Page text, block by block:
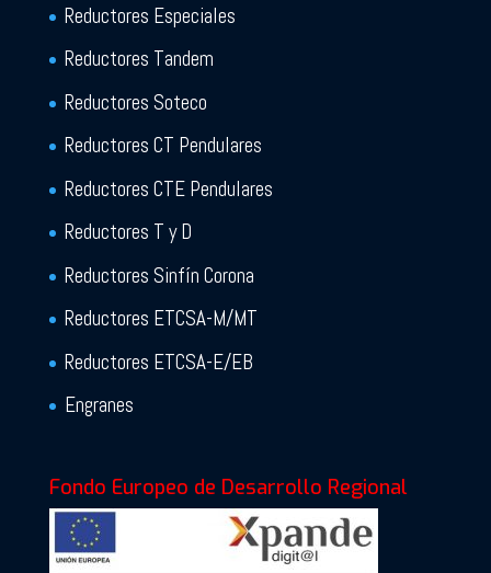
Reductores Especiales
Reductores Tandem
Reductores Soteco
Reductores CT Pendulares
Reductores CTE Pendulares
Reductores T y D
Reductores Sinfín Corona
Reductores ETCSA-M/MT
Reductores ETCSA-E/EB
Engranes
Fondo Europeo de Desarrollo Regional